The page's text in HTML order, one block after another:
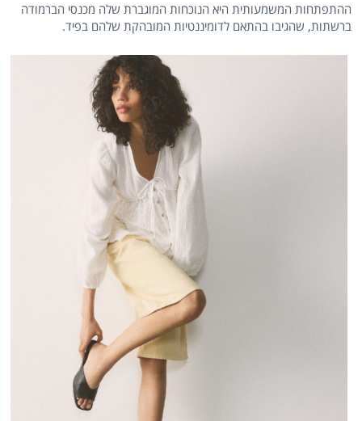
ההתפתחות המשמעותית היא הנוכחות המוגברת שלה מכנסי הברמודה
ברשתות, שהגיבו בהתאם לדומיננטיות המובהקת שלהם בפיד.